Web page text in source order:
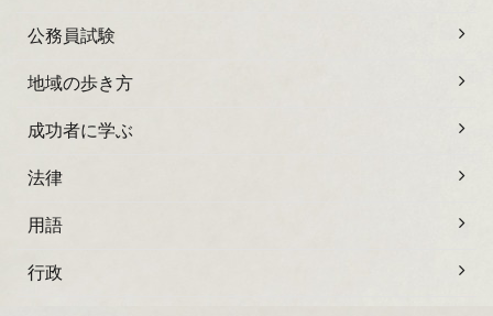
公務員試験
地域の歩き方
成功者に学ぶ
法律
用語
行政